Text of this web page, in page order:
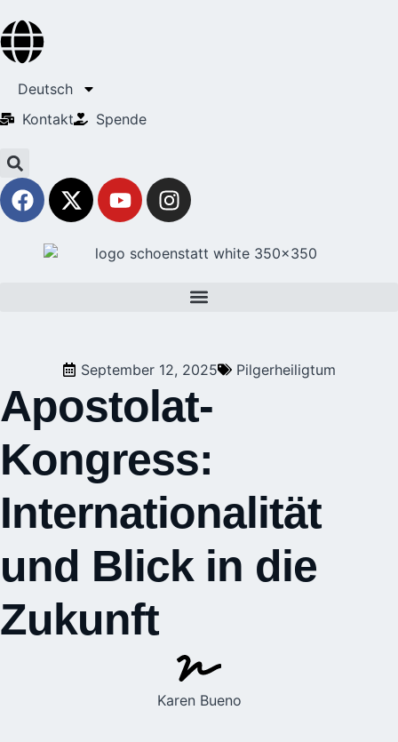
Deutsch
Kontakt
Spende
September 12, 2025 Pilgerheiligtum
Apostolat-
Kongress:
Internationalität
und Blick in die
Zukunft
Karen Bueno